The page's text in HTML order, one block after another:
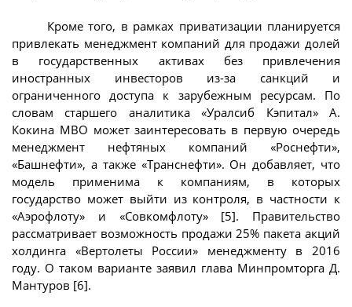
Кроме того, в рамках приватизации планируется
привлекать менеджмент компаний для продажи долей
в государственных активах без привлечения
иностранных инвесторов из-за санкций и
ограниченного доступа к зарубежным ресурсам. По
словам старшего аналитика «Уралсиб Кэпитал» А.
Кокина MBO может заинтересовать в первую очередь
менеджмент нефтяных компаний «Роснефти»,
«Башнефти», а также «Транснефти». Он добавляет, что
модель применима к компаниям, в которых
государство может выйти из контроля, в частности к
«Аэрофлоту» и «Совкомфлоту» [5]. Правительство
рассматривает возможность продажи 25% пакета акций
холдинга «Вертолеты России» менеджменту в 2016
году. О таком варианте заявил глава Минпромторга Д.
Мантуров [6].